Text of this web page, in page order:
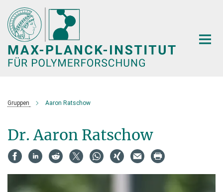
Hauptinhalt
Gruppen Aaron Ratschow
Dr. Aaron Ratschow